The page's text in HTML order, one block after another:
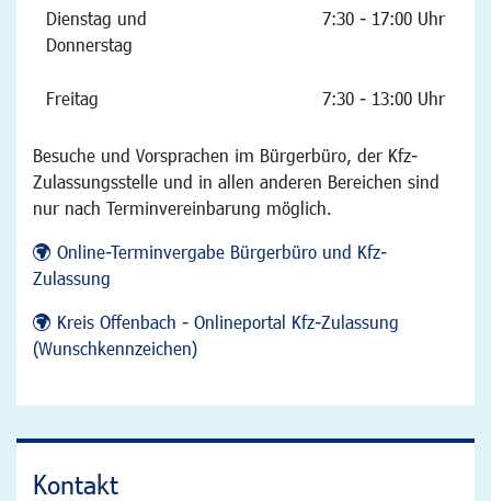
Dienstag und
Donnerstag
7:30 - 17:00 Uhr
Freitag 7:30 - 13:00 Uhr
Besuche und Vorsprachen im Bürgerbüro, der Kfz-
Zulassungsstelle und in allen anderen Bereichen sind
nur nach Terminvereinbarung möglich.
Online-Terminvergabe Bürgerbüro und Kfz-
Zulassung
Kreis Offenbach - Onlineportal Kfz-Zulassung
(Wunschkennzeichen)
Kontakt